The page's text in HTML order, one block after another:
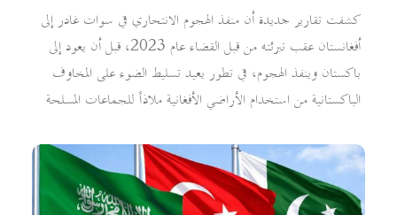
كشفت تقارير جديدة أن منفذ الهجوم الانتحاري في سوات غادر إلى
أفغانستان عقب تبرئته من قبل القضاء عام 2023، قبل أن يعود إلى
باكستان وينفذ الهجوم، في تطور يعيد تسليط الضوء على المخاوف
الباكستانية من استخدام الأراضي الأفغانية ملاذاً للجماعات المسلحة